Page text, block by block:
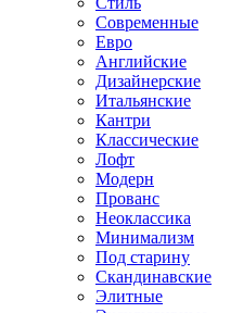
Современные
Евро
Английские
Дизайнерские
Итальянские
Кантри
Классические
Лофт
Модерн
Прованс
Неоклассика
Минимализм
Под старину
Скандинавские
Элитные